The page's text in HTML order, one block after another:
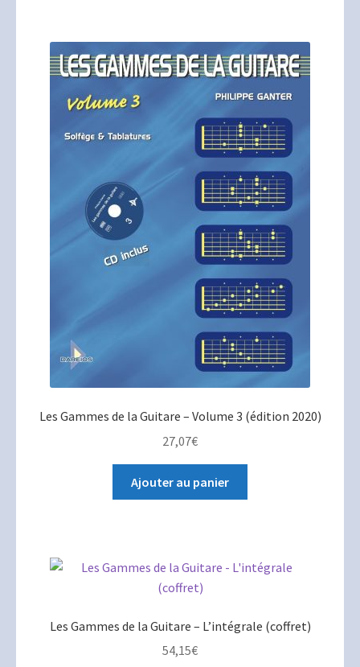
Les Gammes de la Guitare – Volume 3 (édition 2020)
27,07€
Ajouter au panier
Les Gammes de la Guitare – L’intégrale (coffret)
54,15€